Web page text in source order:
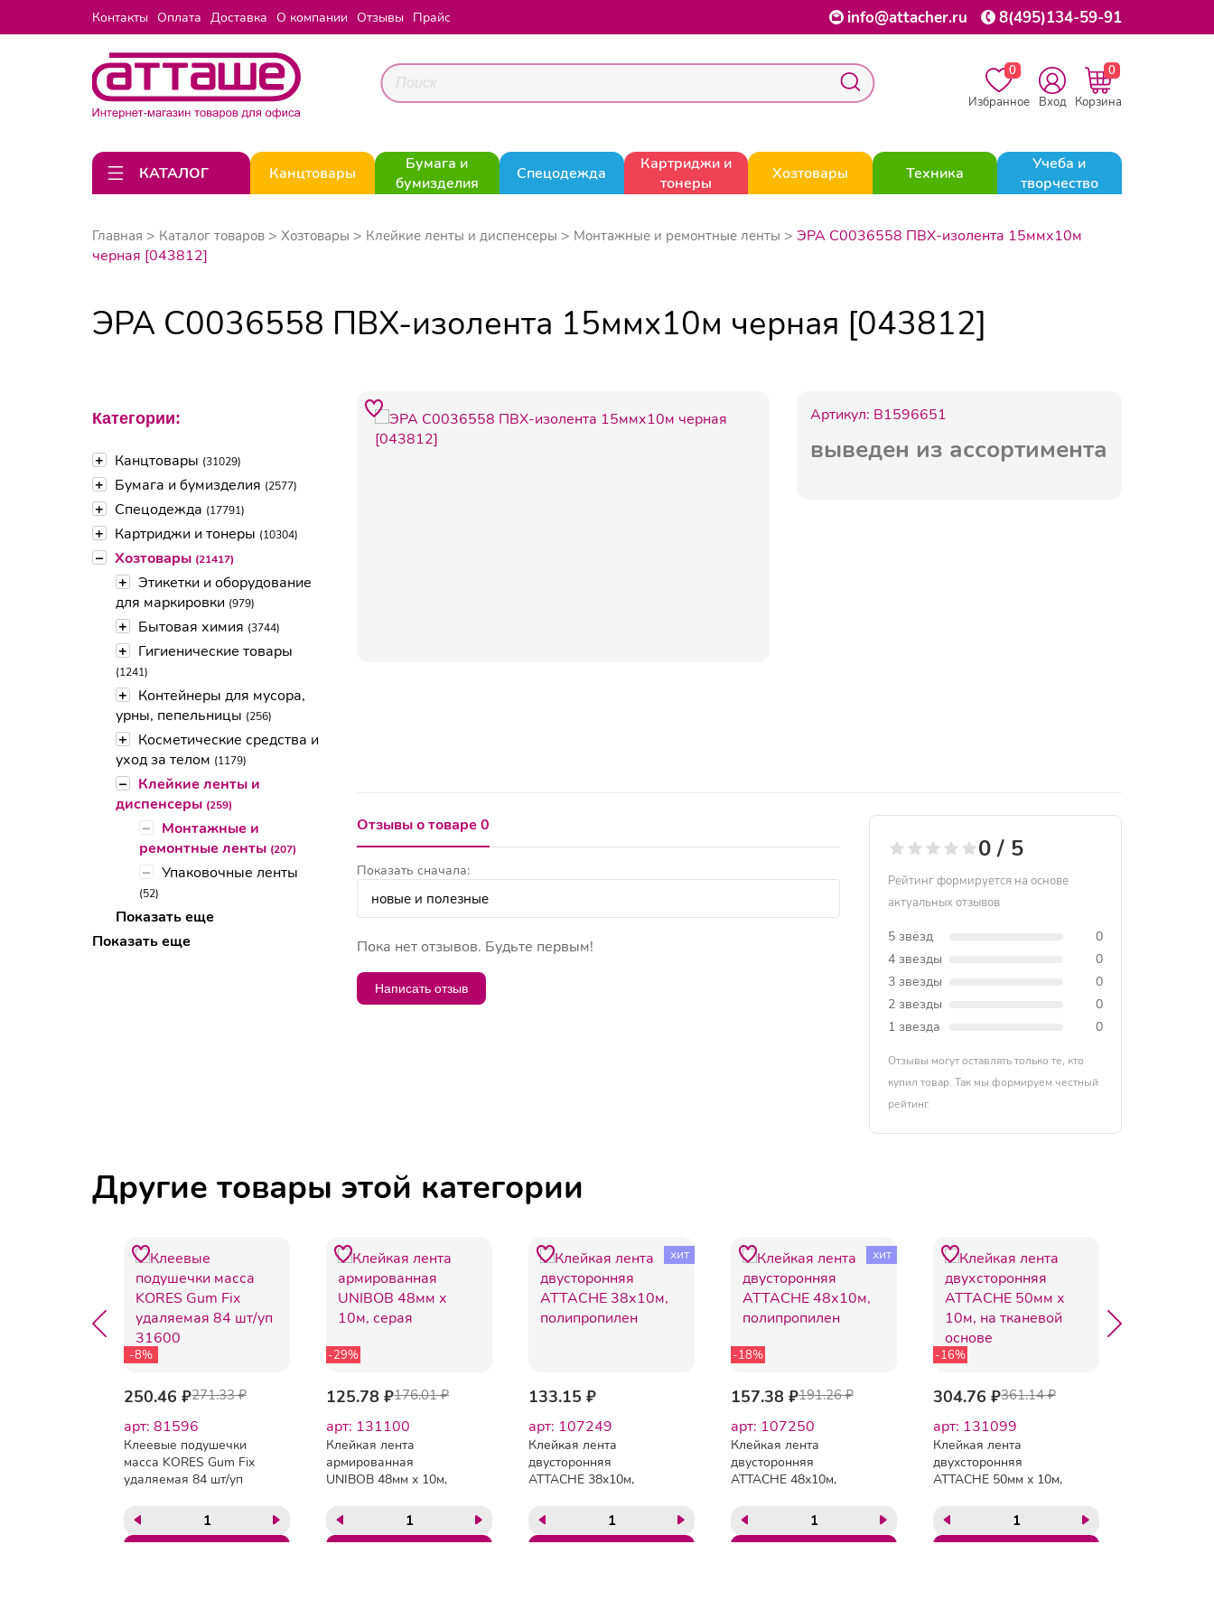
Контакты Оплата Доставка О компании Отзывы Прайс info@attacher.ru 8(495)134-59-91
0
Избранное
Вход
0
Корзина
КАТАЛОГ Канцтовары
Бумага и
бумизделия
Спецодежда
Картриджи и
тонеры
Хозтовары Техника
Учеба и
творчество
Главная Каталог товаров Хозтовары Клейкие ленты и диспенсеры Монтажные и ремонтные ленты
ЭРА C0036558 ПВХ-изолента 15ммх10м
черная [043812]
Категории:
+ Канцтовары (31029)
+ Бумага и бумизделия (2577)
+ Спецодежда (17791)
+ Картриджи и тонеры (10304)
– Хозтовары (21417)
+ Этикетки и оборудование
для маркировки (979)
+ Бытовая химия (3744)
+ Гигиенические товары
(1241)
+
Контейнеры для мусора,
урны, пепельницы (256)
+
Косметические средства и
уход за телом (1179)
–
Клейкие ленты и
диспенсеры (259)
–
Монтажные и
ремонтные ленты (207)
– Упаковочные ленты
(52)
Показать еще
Показать еще
ЭРА C0036558 ПВХ-изолента 15ммх10м черная [043812]
Артикул: B1596651
выведен из ассортимента
Отзывы о товаре 0
Показать сначала:
Пока нет отзывов. Будьте первым!
Написать отзыв
0 / 5
Рейтинг формируется на основе
актуальных отзывов
5 звёзд
0
4 звезды
0
3 звезды
0
2 звезды
0
1 звезда
0
Отзывы могут оставлять только те, кто
купил товар. Так мы формируем честный
рейтинг.
Другие товары этой категории
-8%
250.46 ₽271.33 ₽
арт: 81596
Клеевые подушечки
масса KORES Gum Fix
удаляемая 84 шт/уп
-29%
125.78 ₽176.01 ₽
арт: 131100
Клейкая лента
армированная
UNIBOB 48мм х 10м,
хит
133.15 ₽
арт: 107249
Клейкая лента
двусторонняя
ATTACHE 38х10м,
-18%
хит
157.38 ₽191.26 ₽
арт: 107250
Клейкая лента
двусторонняя
ATTACHE 48х10м,
-16%
304.76 ₽361.14 ₽
арт: 131099
Клейкая лента
двухсторонняя
ATTACHE 50мм х 10м,